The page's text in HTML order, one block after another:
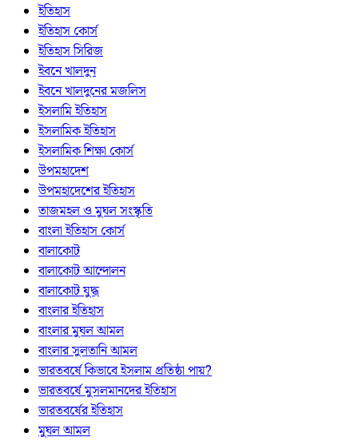
ইতিহাস
ইতিহাস কোর্স
ইতিহাস সিরিজ
ইবনে খালদুন
ইবনে খালদুনের মজলিস
ইসলামি ইতিহাস
ইসলামিক ইতিহাস
ইসলামিক শিক্ষা কোর্স
উপমহাদেশ
উপমহাদেশের ইতিহাস
তাজমহল ও মুঘল সংস্কৃতি
বাংলা ইতিহাস কোর্স
বালাকোট
বালাকোট আন্দোলন
বালাকোট যুদ্ধ
বাংলার ইতিহাস
বাংলার মুঘল আমল
বাংলার সুলতানি আমল
ভারতবর্ষে কিভাবে ইসলাম প্রতিষ্ঠা পায়?
ভারতবর্ষে মুসলমানদের ইতিহাস
ভারতবর্ষের ইতিহাস
মুঘল আমল